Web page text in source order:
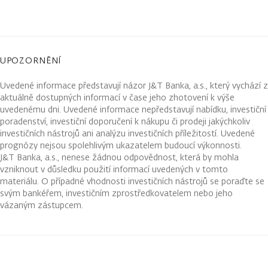
UPOZORNĚNÍ
Uvedené informace představují názor J&T Banka, a.s., který vychází z
aktuálně dostupných informací v čase jeho zhotovení k výše
uvedenému dni. Uvedené informace nepředstavují nabídku, investiční
poradenství, investiční doporučení k nákupu či prodeji jakýchkoliv
investičních nástrojů ani analýzu investičních příležitostí. Uvedené
prognózy nejsou spolehlivým ukazatelem budoucí výkonnosti.
J&T Banka, a.s., nenese žádnou odpovědnost, která by mohla
vzniknout v důsledku použití informací uvedených v tomto
materiálu. O případné vhodnosti investičních nástrojů se poraďte se
svým bankéřem, investičním zprostředkovatelem nebo jeho
vázaným zástupcem.